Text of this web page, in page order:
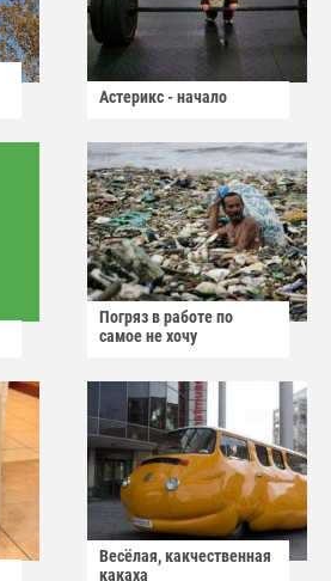
Астерикс - начало
Погряз в работе по
самое не хочу
Весёлая, какчественная
какаха